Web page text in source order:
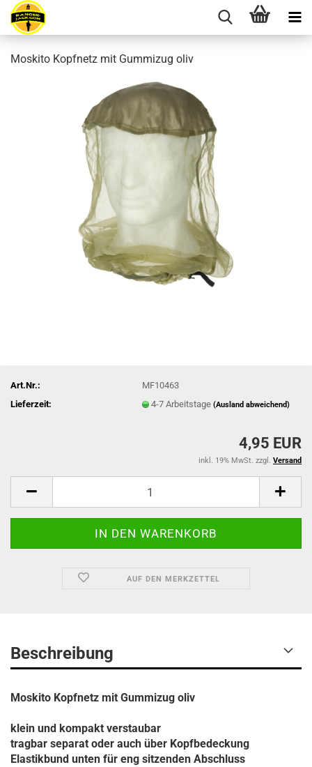
Moskito Kopfnetz mit Gummizug oliv
Art.Nr.:
MF10463
Lieferzeit:
4-7 Arbeitstage(Ausland abweichend)
4,95 EUR
inkl. 19% MwSt. zzgl. Versand
AUF DEN MERKZETTEL
Beschreibung
Moskito Kopfnetz mit Gummizug oliv
klein und kompakt verstaubar
tragbar separat oder auch über Kopfbedeckung
Elastikbund unten für eng sitzenden Abschluss